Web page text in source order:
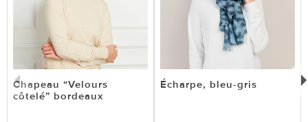
Chapeau “Velours
côtelé” bordeaux
Écharpe, bleu-gris